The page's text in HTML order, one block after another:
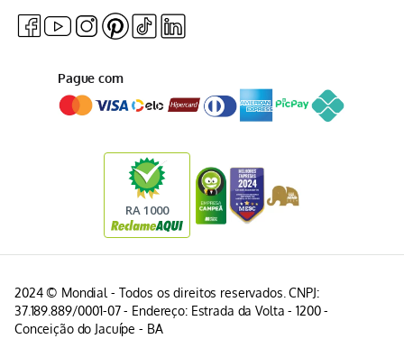
Pague com
2024 © Mondial - Todos os direitos reservados. CNPJ:
37.189.889/0001-07 - Endereço: Estrada da Volta - 1200 -
Conceição do Jacuípe - BA